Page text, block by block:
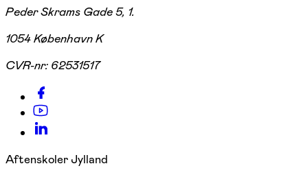
Peder Skrams Gade 5, 1.
1054 København K
CVR-nr: 62531517
Aftenskoler Jylland